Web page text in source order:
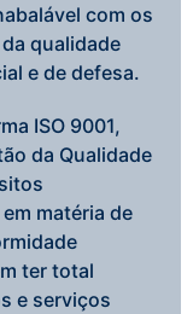
com os
qualidade
e de defesa.
ISO 9001,
da Qualidade
matéria de
ter total
e serviços